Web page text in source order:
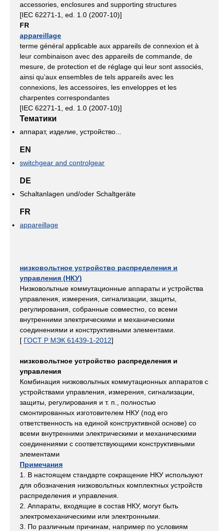
accessories, enclosures and supporting structures
[IEC 62271-1, ed. 1.0 (2007-10)]
FR
appareillage
terme général applicable aux appareils de connexion et à
leur combinaison avec des appareils de commande, de
mesure, de protection et de réglage qui leur sont associés,
ainsi qu’aux ensembles de tels appareils avec les
connexions, les accessoires, les enveloppes et les
charpentes correspondantes
[IEC 62271-1, ed. 1.0 (2007-10)]
Тематики
аппарат, изделие, устройство...
EN
switchgear and controlgear
DE
Schaltanlagen und/oder Schaltgeräte
FR
appareillage
низковольтное устройство распределения и
управления (НКУ)
Низковольтные коммутационные аппараты и устройства
управления, измерения, сигнализации, защиты,
регулирования, собранные совместно, со всеми
внутренними электрическими и механическими
соединениями и конструктивными элементами.
[ ГОСТ Р МЭК 61439-1-2012]
низковольтное устройство распределения и
управления
Комбинация низковольтных коммутационных аппаратов с
устройствами управления, измерения, сигнализации,
защиты, регулирования и т. п., полностью
смонтированных изготовителем НКУ (под его
ответственность на единой конструктивной основе) со
всеми внутренними электрическими и механическими
соединениями с соответствующими конструктивными
элементами
Примечания
1. В настоящем стандарте сокращение НКУ используют
для обозначения низковольтных комплектных устройств
распределения и управления.
2. Аппараты, входящие в состав НКУ, могут быть
электромеханическими или электронными.
3. По различным причинам, например по условиям